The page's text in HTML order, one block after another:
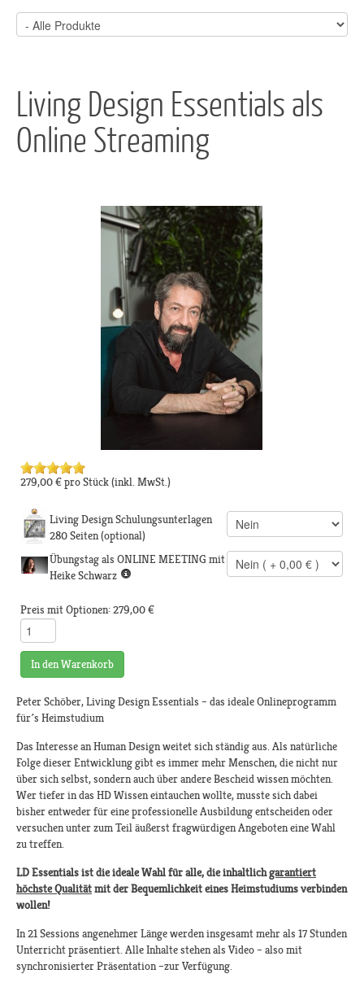
Living Design Essentials als
Online Streaming
279,00 €pro Stück(inkl. MwSt.)
Living Design Schulungsunterlagen
280 Seiten (optional)
Übungstag als ONLINE MEETING mit
Heike Schwarz
Preis mit Optionen:279,00 €
In den Warenkorb
Peter Schöber, Living Design Essentials – das ideale Onlineprogramm
für´s Heimstudium
Das Interesse an Human Design weitet sich ständig aus. Als natürliche
Folge dieser Entwicklung gibt es immer mehr Menschen, die nicht nur
über sich selbst, sondern auch über andere Bescheid wissen möchten.
Wer tiefer in das HD Wissen eintauchen wollte, musste sich dabei
bisher entweder für eine professionelle Ausbildung entscheiden oder
versuchen unter zum Teil äußerst fragwürdigen Angeboten eine Wahl
zu treffen.
LD Essentials ist die ideale Wahl für alle, die inhaltlichgarantiert
höchste Qualitätmit der Bequemlichkeit eines Heimstudiums verbinden
wollen!
In 21 Sessions angenehmer Länge werden insgesamt mehr als 17 Stunden
Unterricht präsentiert. Alle Inhalte stehen als Video – also mit
synchronisierter Präsentation –zur Verfügung.